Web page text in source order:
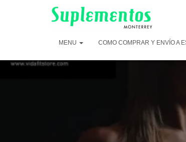
MENU COMO COMPRAR Y ENVÍO A